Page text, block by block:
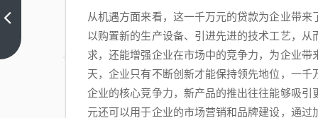
从机遇方面来看，这一千万元的贷款为企业带
以购置新的生产设备、引进先进的技术工艺，
求，还能增强企业在市场中的竞争力，为企业
天，企业只有不断创新才能保持领先地位，一
企业的核心竞争力，新产品的推出往往能够吸
元还可以用于企业的市场营销和品牌建设，通